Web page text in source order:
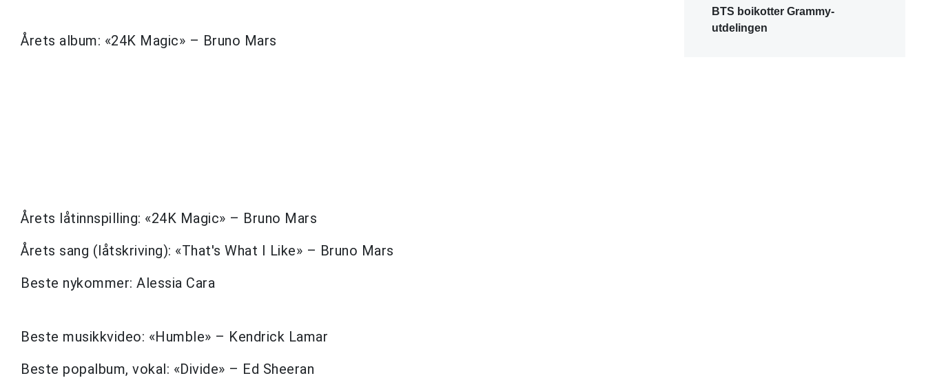
Årets album: «24K Magic» – Bruno Mars
Årets låtinnspilling: «24K Magic» – Bruno Mars
Årets sang (låtskriving): «That's What I Like» – Bruno Mars
Beste nykommer: Alessia Cara
Beste musikkvideo: «Humble» – Kendrick Lamar
Beste popalbum, vokal: «Divide» – Ed Sheeran
BTS boikotter Grammy-
utdelingen